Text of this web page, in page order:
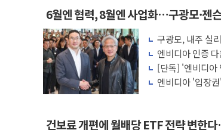
中 전방위 아파트 부양, 수도
인제 용대리 계곡서 수위 상
동해시, 11~14일 '별똥별 멍'
강원 중·남부 동해안 시간
6월엔 협력, 8월엔 사업화…구광모·젠
구광모, 내주 실
모빌리티 구체화
엔비디아 인증
는다
[단독] '엔비디아
엔비디아 '입장
건보료 개편에 월배당 ETF 전략 변한